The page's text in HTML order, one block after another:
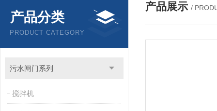
产品分类
PRODUCT CATEGORY
污水闸门系列
搅拌机
产品展示 /